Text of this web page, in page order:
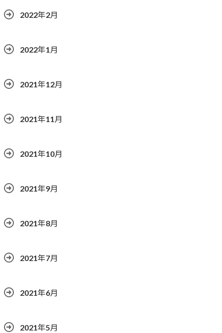
2022年2月
2022年1月
2021年12月
2021年11月
2021年10月
2021年9月
2021年8月
2021年7月
2021年6月
2021年5月